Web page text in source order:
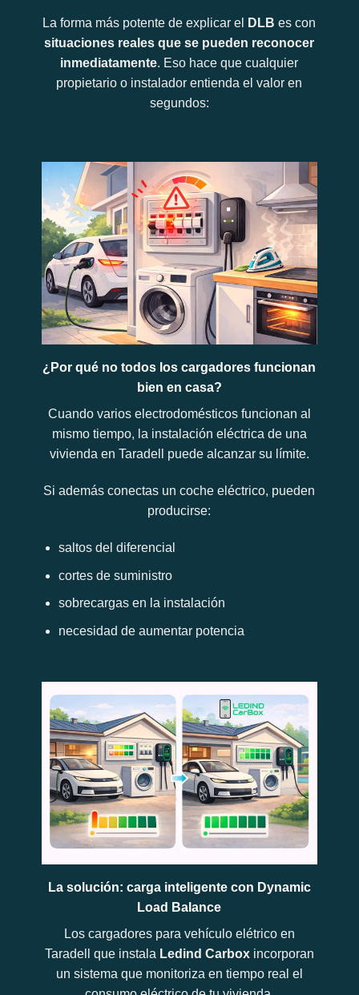
La forma más potente de explicar el DLB es con
situaciones reales que se pueden reconocer
inmediatamente. Eso hace que cualquier
propietario o instalador entienda el valor en
segundos:
¿Por qué no todos los cargadores funcionan
bien en casa?
Cuando varios electrodomésticos funcionan al
mismo tiempo, la instalación eléctrica de una
vivienda en Taradell puede alcanzar su límite.
Si además conectas un coche eléctrico, pueden
producirse:
saltos del diferencial
cortes de suministro
sobrecargas en la instalación
necesidad de aumentar potencia
La solución: carga inteligente con Dynamic
Load Balance
Los cargadores para vehículo elétrico en
Taradell que instala Ledind Carbox incorporan
un sistema que monitoriza en tiempo real el